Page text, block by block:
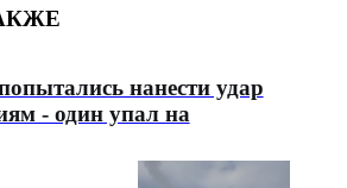
нанести удар
- один упал на